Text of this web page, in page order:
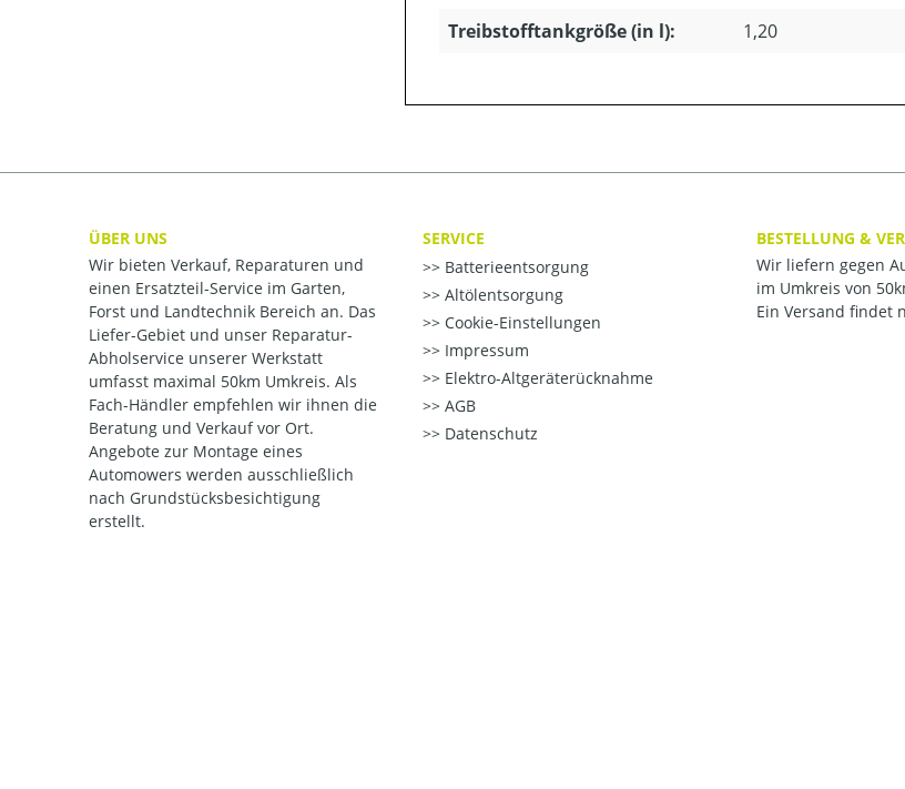
Treibstofftankgröße (in l):
1,20
ÜBER UNS
Wir bieten Verkauf, Reparaturen und
einen Ersatzteil-Service im Garten,
Forst und Landtechnik Bereich an. Das
Liefer-Gebiet und unser Reparatur-
Abholservice unserer Werkstatt
umfasst maximal 50km Umkreis. Als
Fach-Händler empfehlen wir ihnen die
Beratung und Verkauf vor Ort.
Angebote zur Montage eines
Automowers werden ausschließlich
nach Grundstücksbesichtigung
erstellt.
SERVICE
Batterieentsorgung
Altölentsorgung
Cookie-Einstellungen
Impressum
Elektro-Altgeräterücknahme
AGB
Datenschutz
BESTELLUNG &
Wir liefern gegen
im Umkreis von
Ein Versand findet